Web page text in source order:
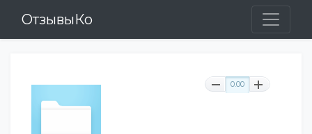
ОтзывыКо
0.00